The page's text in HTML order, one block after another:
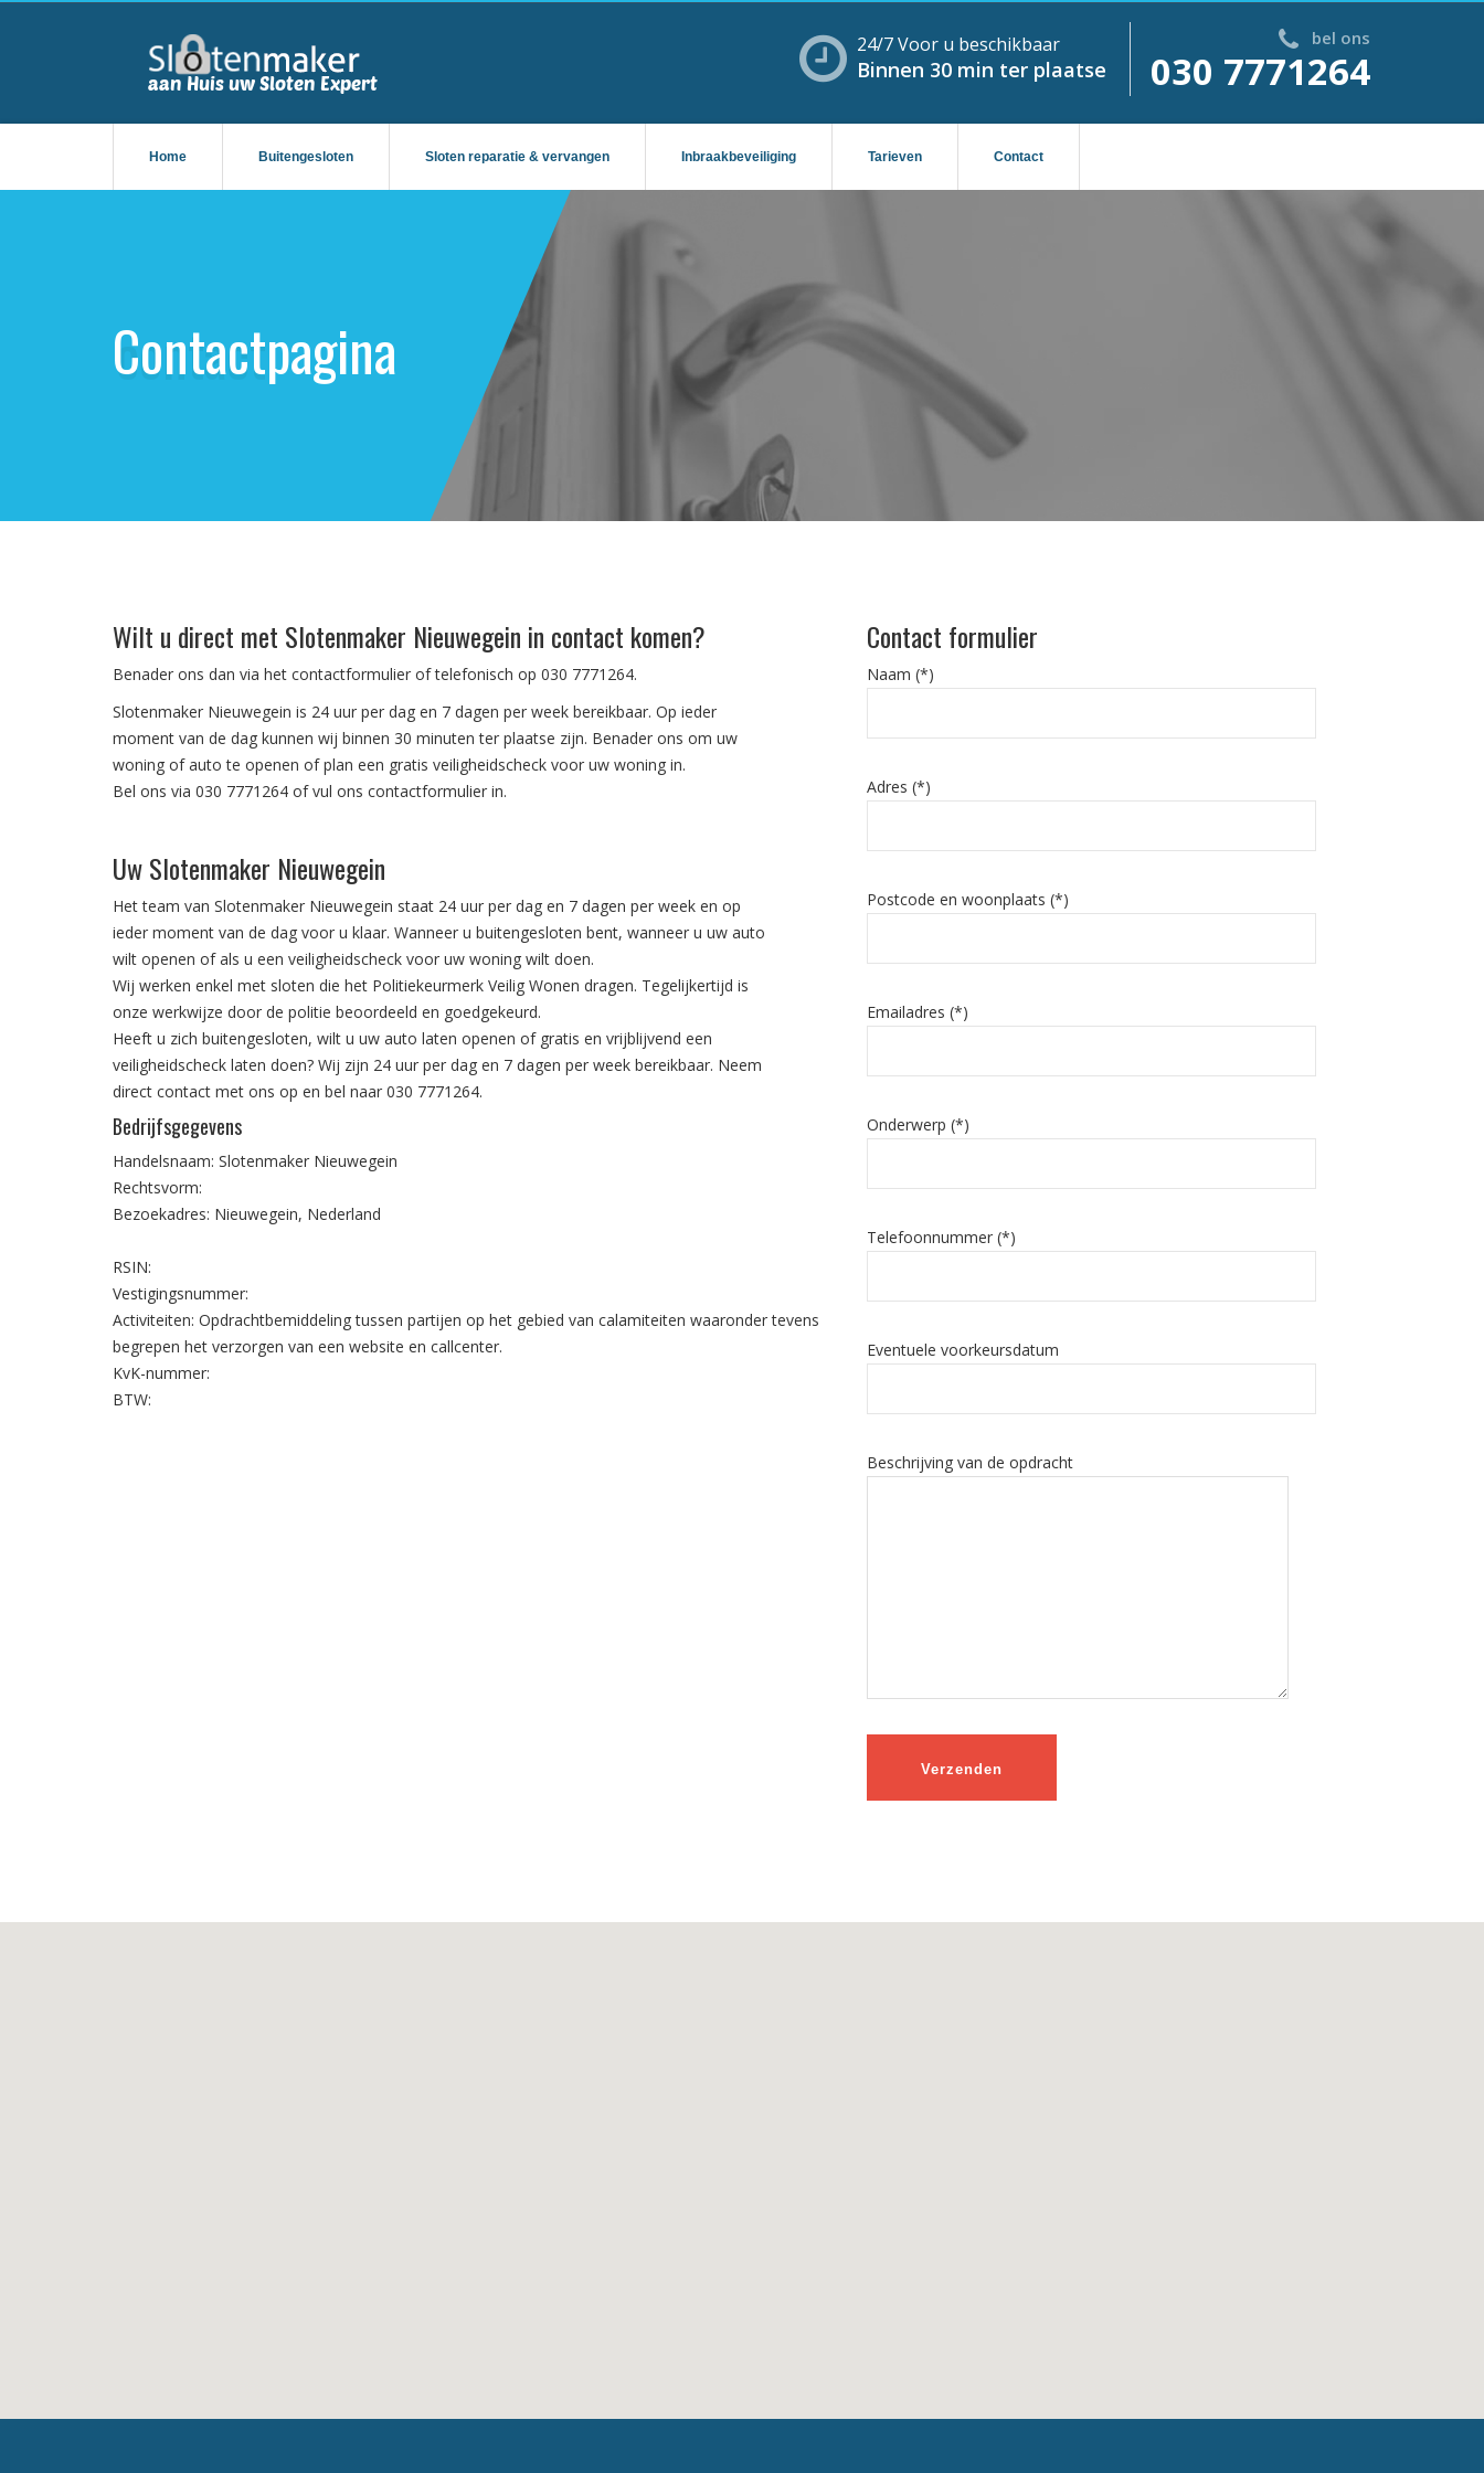
24/7 Voor u beschikbaar
Binnen 30 min ter plaatse
bel ons
030 7771264
Home Buitengesloten Sloten reparatie & vervangen Inbraakbeveiliging Tarieven Contact
Contactpagina
Wilt u direct met Slotenmaker Nieuwegein in contact komen?
Benader ons dan via het contactformulier of telefonisch op 030 7771264.
Slotenmaker Nieuwegein is 24 uur per dag en 7 dagen per week bereikbaar. Op ieder
moment van de dag kunnen wij binnen 30 minuten ter plaatse zijn. Benader ons om uw
woning of auto te openen of plan een gratis veiligheidscheck voor uw woning in.
Bel ons via 030 7771264 of vul ons contactformulier in.
Uw Slotenmaker Nieuwegein
Het team van Slotenmaker Nieuwegein staat 24 uur per dag en 7 dagen per week en op
ieder moment van de dag voor u klaar. Wanneer u buitengesloten bent, wanneer u uw auto
wilt openen of als u een veiligheidscheck voor uw woning wilt doen.
Wij werken enkel met sloten die het Politiekeurmerk Veilig Wonen dragen. Tegelijkertijd is
onze werkwijze door de politie beoordeeld en goedgekeurd.
Heeft u zich buitengesloten, wilt u uw auto laten openen of gratis en vrijblijvend een
veiligheidscheck laten doen? Wij zijn 24 uur per dag en 7 dagen per week bereikbaar. Neem
direct contact met ons op en bel naar 030 7771264.
Bedrijfsgegevens
Handelsnaam: Slotenmaker Nieuwegein
Rechtsvorm:
Bezoekadres: Nieuwegein, Nederland
RSIN:
Vestigingsnummer:
Activiteiten: Opdrachtbemiddeling tussen partijen op het gebied van calamiteiten waaronder tevens
begrepen het verzorgen van een website en callcenter.
KvK-nummer:
BTW:
Contact formulier
Naam (*)
Adres (*)
Postcode en woonplaats (*)
Emailadres (*)
Onderwerp (*)
Telefoonnummer (*)
Eventuele voorkeursdatum
Beschrijving van de opdracht